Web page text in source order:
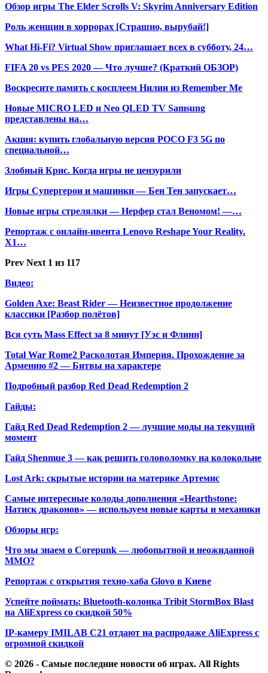
Обзор игры The Elder Scrolls V: Skyrim Anniversary Edition
Роль женщин в хоррорах [Страшно, вырубай!]
What Hi-Fi? Virtual Show приглашает всех в субботу, 24…
FIFA 20 vs PES 2020 — Что лучше? (Краткий ОБЗОР)
Воскресите память с косплеем Нилин из Remember Me
Новые MICRO LED и Neo QLED TV Samsung
представлены на…
Акция: купить глобальную версия POCO F3 5G по
специальной…
Злобный Крис. Когда игры не цензурили
Игры Супергерои и машинки — Бен Тен запускает…
Новые игры стрелялки — Нерфер стал Веномом! —…
Репортаж с онлайн-ивента Lenovo Reshape Your Reality.
X1…
Prev Next 1 из 117
Видео:
Golden Axe: Beast Rider — Неизвестное продолжение
классики [Разбор полётов]
Вся суть Mass Effect за 8 минут [Уэс и Флинн]
Total War Rome2 Расколотая Империя. Прохождение за
Армению #2 — Битвы на характере
Подробный разбор Red Dead Redemption 2
Гайды:
Гайд Red Dead Redemption 2 — лучшие моды на текущий
момент
Гайд Shenmue 3 — как решить головоломку на колокольне
Lost Ark: скрытые истории на материке Артемис
Самые интересные колоды дополнения «Hearthstone:
Натиск драконов» — используем новые карты и механики
Обзоры игр:
Что мы знаем о Corepunk — любопытной и неожиданной
MMO?
Репортаж с открытия техно-хаба Glovo в Киеве
Успейте поймать: Bluetooth-колонка Tribit StormBox Blast
на AliExpress со скидкой 50%
IP-камеру IMILAB C21 отдают на распродаже AliExpress с
огромной скидкой
© 2026 - Самые последние новости об играх. All Rights